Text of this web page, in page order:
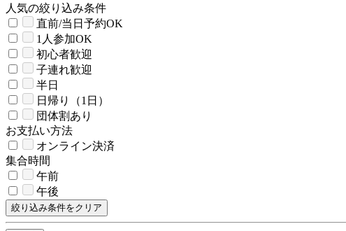
人気の絞り込み条件
直前/当日予約OK
1人参加OK
初心者歓迎
子連れ歓迎
半日
日帰り（1日）
団体割あり
お支払い方法
オンライン決済
集合時間
午前
午後
絞り込み条件をクリア